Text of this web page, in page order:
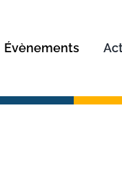
Évènements